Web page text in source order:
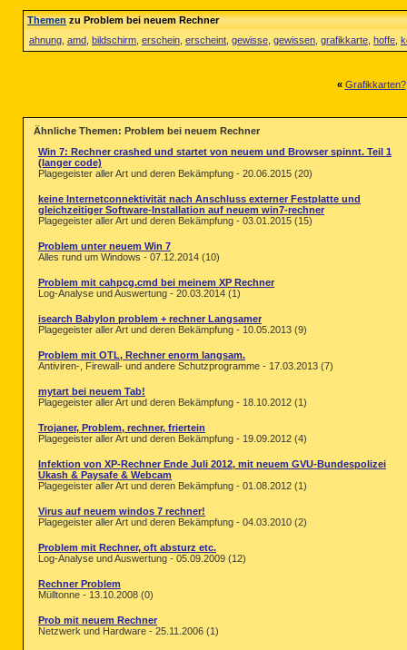
Themenzu Problem bei neuem Rechner
ahnung amd bildschirm erschein erscheint gewisse gewissen grafikkarte hoffe
« Grafikkarten?
Ähnliche Themen: Problem bei neuem Rechner
Win 7: Rechner crashed und startet von neuem und Browser spinnt. Teil 1
(langer code)
Plagegeister aller Art und deren Bekämpfung - 20.06.2015 (20)
keine Internetconnektivität nach Anschluss externer Festplatte und
gleichzeitiger Software-Installation auf neuem win7-rechner
Plagegeister aller Art und deren Bekämpfung - 03.01.2015 (15)
Problem unter neuem Win 7
Alles rund um Windows - 07.12.2014 (10)
Problem mit cahpcg.cmd bei meinem XP Rechner
Log-Analyse und Auswertung - 20.03.2014 (1)
isearch Babylon problem + rechner Langsamer
Plagegeister aller Art und deren Bekämpfung - 10.05.2013 (9)
Problem mit OTL, Rechner enorm langsam.
Antiviren-, Firewall- und andere Schutzprogramme - 17.03.2013 (7)
mytart bei neuem Tab!
Plagegeister aller Art und deren Bekämpfung - 18.10.2012 (1)
Trojaner, Problem, rechner, friertein
Plagegeister aller Art und deren Bekämpfung - 19.09.2012 (4)
Infektion von XP-Rechner Ende Juli 2012, mit neuem GVU-Bundespolizei
Ukash & Paysafe & Webcam
Plagegeister aller Art und deren Bekämpfung - 01.08.2012 (1)
Virus auf neuem windos 7 rechner!
Plagegeister aller Art und deren Bekämpfung - 04.03.2010 (2)
Problem mit Rechner, oft absturz etc.
Log-Analyse und Auswertung - 05.09.2009 (12)
Rechner Problem
Mülltonne - 13.10.2008 (0)
Prob mit neuem Rechner
Netzwerk und Hardware - 25.11.2006 (1)